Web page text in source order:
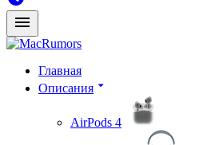
Главная
Описания
AirPods 4